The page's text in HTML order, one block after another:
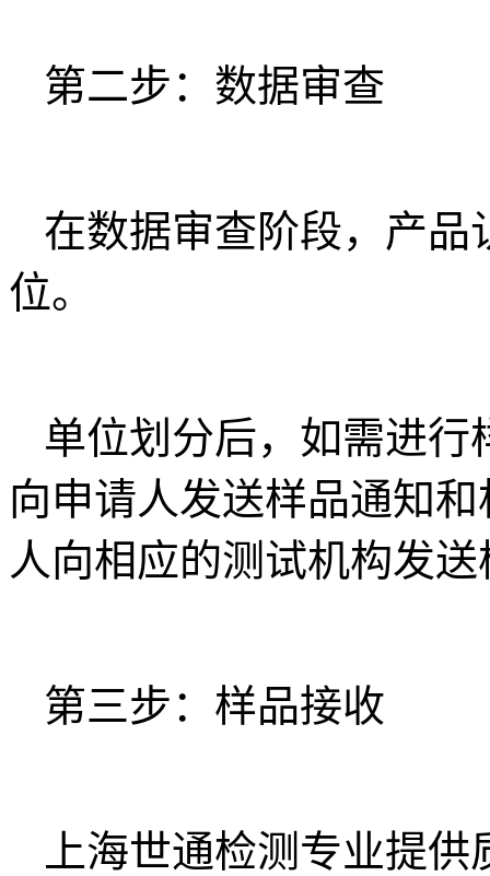
第二步：数据审查
在数据审查阶段，产品
位。
单位划分后，如需进
向申请人发送样品通知
人向相应的测试机构发
第三步：样品接收
上海世通检测专业提